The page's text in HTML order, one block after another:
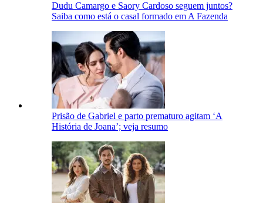
Dudu Camargo e Saory Cardoso seguem juntos?
Saiba como está o casal formado em A Fazenda
Prisão de Gabriel e parto prematuro agitam ‘A
História de Joana’; veja resumo